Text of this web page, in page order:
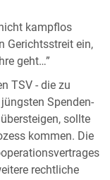
kampflos
Gerichtsstreit ein,
geht…”
TSV - die zu
Spenden-
sollte
kommen. Die
rechtliche